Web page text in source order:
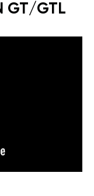
GT/GTL